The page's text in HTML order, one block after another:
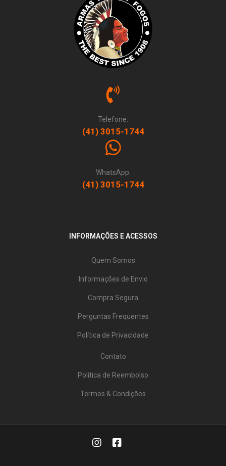
Telefone:
(41) 3015-1744
WhatsApp:
(41) 3015-1744
INFORMAÇÕES E ACESSOS
Quem Somos
Informações de Envio
Compra Segura
Perguntas Frequentes
Política de Privacidade
Contato
Política de Reembolso
Termos & Condições